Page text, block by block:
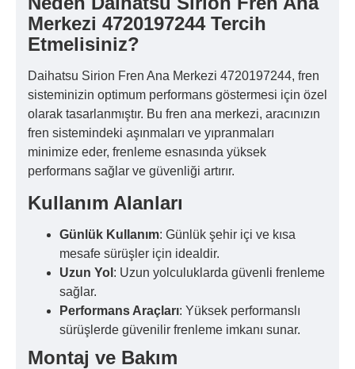
Merkezi 4720197244 Tercih
Etmelisiniz?
Daihatsu Sirion Fren Ana Merkezi 4720197244, fren
sisteminizin optimum performans göstermesi için özel
olarak tasarlanmıştır. Bu fren ana merkezi, aracınızın
fren sistemindeki aşınmaları ve yıpranmaları
minimize eder, frenleme esnasında yüksek
performans sağlar ve güvenliği artırır.
Kullanım Alanları
Günlük Kullanım: Günlük şehir içi ve kısa
mesafe sürüşler için idealdir.
Uzun Yol : Uzun yolculuklarda güvenli frenleme
sağlar.
Performans Araçları: Yüksek performanslı
sürüşlerde güvenilir frenleme imkanı sunar.
Montaj ve Bakım